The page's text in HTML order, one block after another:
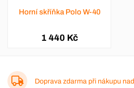
Horní skříňka Polo W-40
1 440 Kč
Doprava zdarma při nákupu nad